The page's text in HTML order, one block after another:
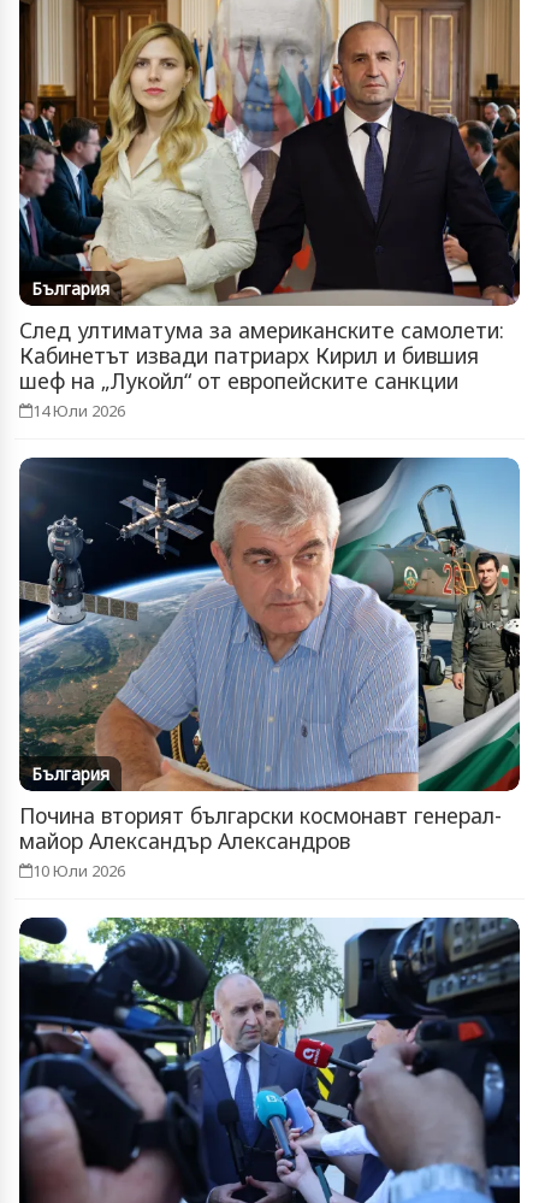
България
След ултиматума за американските самолети:
Кабинетът извади патриарх Кирил и бившия
шеф на „Лукойл“ от европейските санкции
14 Юли 2026
България
Почина вторият български космонавт генерал-
майор Александър Александров
10 Юли 2026